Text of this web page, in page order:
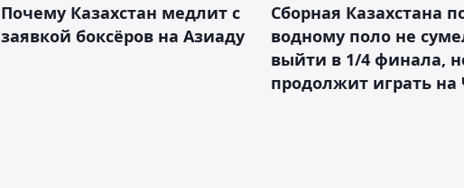
Почему Казахстан медлит с
заявкой боксёров на Азиаду
Сборная Казахстана
водному поло не
выйти в 1/4 финала,
продолжит играть